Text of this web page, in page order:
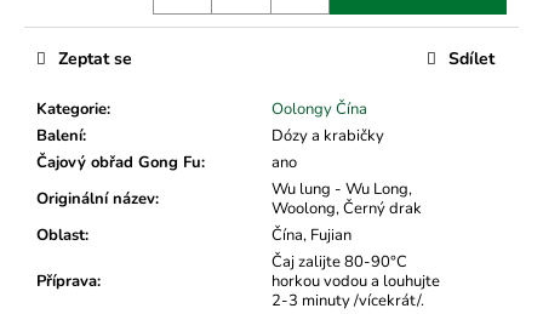
Kategorie:
Oolongy Čína
Balení:
Dózy a krabičky
Čajový obřad Gong Fu:
ano
Originální název:
Wu lung - Wu Long,
Woolong, Černý drak
Oblast: Čína, Fujian
Příprava:
Čaj zalijte 80-90°C
horkou vodou a louhujte
2-3 minuty /vícekrát/.
Zeptat se Sdílet
u
m